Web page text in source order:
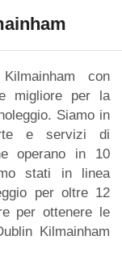
con
migliore per la
Siamo in
e servizi di
operano in 10
stati in linea
per oltre 12
per ottenere le
Kilmainham